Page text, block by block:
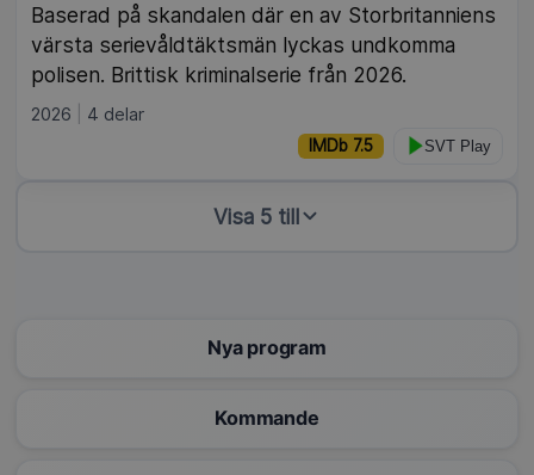
Baserad på skandalen där en av Storbritanniens
värsta serievåldtäktsmän lyckas undkomma
polisen. Brittisk kriminalserie från 2026.
2026 4 delar
IMDb 7.5 SVT Play
Visa 5 till
Nya program
Kommande